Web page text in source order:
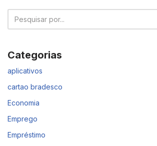
Categorias
aplicativos
cartao bradesco
Economia
Emprego
Empréstimo